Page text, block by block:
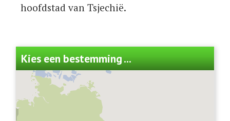
Kies een bestemming ...
hoofdstad van Tsjechië.